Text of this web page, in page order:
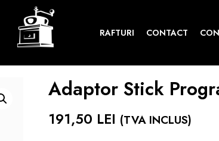
RAFTURI CONTACT
Adaptor Stick
191,50 LEI (TVA INCLUS)